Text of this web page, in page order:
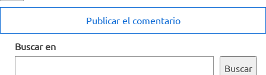
Buscar en
Buscar